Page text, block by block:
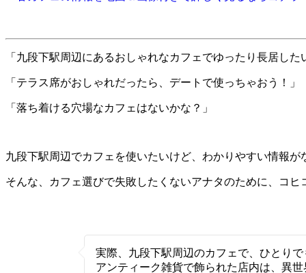
「九段下駅周辺にあるおしゃれなカフェでゆったり長居した
「テラス席がおしゃれだったら、デートで使っちゃおう！」
「落ち着ける穴場なカフェはないかな？」
九段下駅周辺でカフェを使いたいけど、わかりやすい情報が
そんな、カフェ選びで失敗したくないアナタのために、コ
実際、九段下駅周辺のカフェで、ひとり
アンティーク雑貨で飾られた店内は、異